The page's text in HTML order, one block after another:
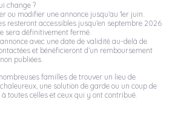
change ?
ou modifier une annonce jusqu’au 1er juin.
resteront accessibles jusqu’en septembre 2026
sera définitivement fermé.
avec une date de validité au-delà de
et bénéficieront d’un remboursement
publiées.
familles de trouver un lieu de
une solution de garde ou un coup de
toutes celles et ceux qui y ont contribué.